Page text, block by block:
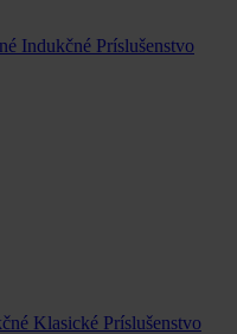
Indukčné Príslušenstvo
Klasické Príslušenstvo